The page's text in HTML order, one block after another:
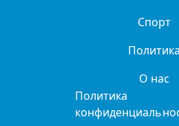
Спорт
Политика
О нас
Политика